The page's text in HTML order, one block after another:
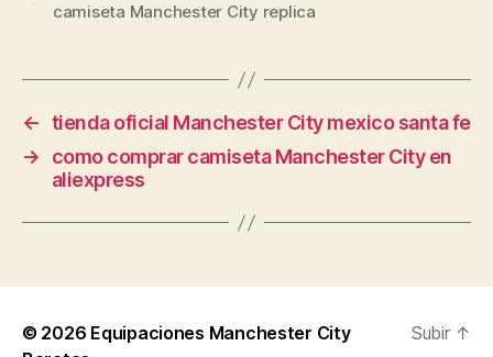
camiseta Manchester City replica
← tienda oficial Manchester City mexico santa fe
→
como comprar camiseta Manchester City en
aliexpress
© 2026 Equipaciones Manchester City
Subir ↑